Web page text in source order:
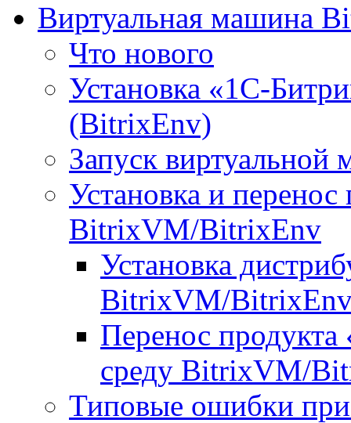
Виртуальная машина
Что нового
Установка «1С-
(BitrixEnv)
Запуск
Установка и
BitrixVM/BitrixEnv
Установка
BitrixVM/
Перенос
среду BitrixVM/
Типовые ошибки при